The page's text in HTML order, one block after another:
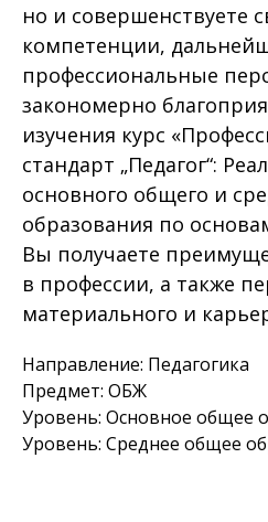
но и совершенствуете
компетенции,
профессиональные
закономерно
изучения курс
стандарт „Педагог“:
основного общего и
образования по
Вы получаете
в профессии, а также
материального и
Направление: Педагогика
Предмет: ОБЖ
Уровень: Основное общее
Уровень: Среднее общее